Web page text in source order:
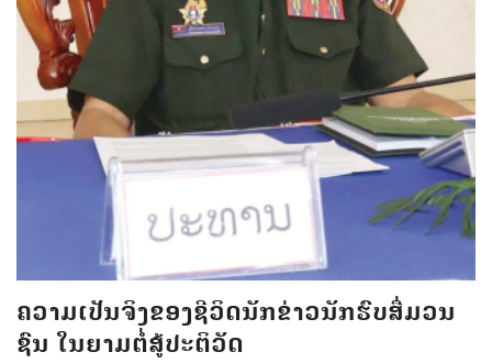
ຄວາມເປັນຈິງຂອງຊີວິດນັກຂ່າວນັກຮົບສື່ມວນ
ຊົນ ໃນຍາມຕໍ່ສູ້ປະຕິວັດ